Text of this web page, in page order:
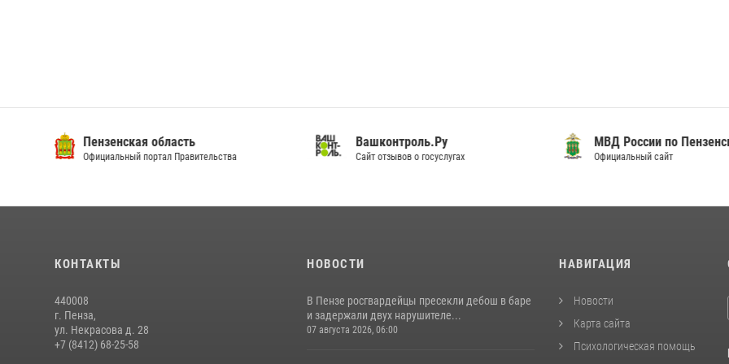
Пензенская область
Официальный портал Правительства
Вашконтроль.Ру
Сайт отзывов о госуслугах
МВД России по
Официальный сайт
КОНТАКТЫ
440008
г. Пенза,
ул. Некрасова д. 28
+7 (8412) 68-25-58
НОВОСТИ
В Пензе росгвардейцы пресекли дебош в баре
и задержали двух нарушителе...
07 августа 2026, 06:00
НАВИГАЦИЯ
Новости
Карта сайта
Психологическая помощь